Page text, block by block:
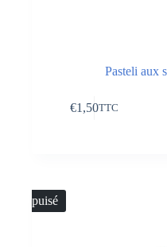
Pasteli aux
€1,50TTC
Épuisé